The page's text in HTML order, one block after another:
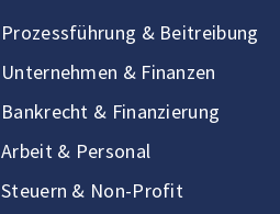
Prozessführung & Beitreibung
Unternehmen & Finanzen
Bankrecht & Finanzierung
Arbeit & Personal
Steuern & Non-Profit